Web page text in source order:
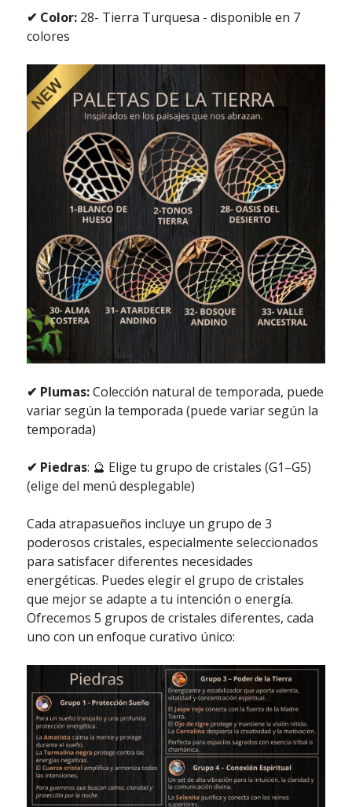
✔ Color:28- Tierra Turquesa - disponible en 7
colores
✔ Plumas:Colección natural de temporada, puede
variar según la temporada (puede variar según la
temporada)
✔ Piedras: 🔮 Elige tu grupo de cristales (G1–G5)
(elige del menú desplegable)
Cada atrapasueños incluye un grupo de 3
poderosos cristales, especialmente seleccionados
para satisfacer diferentes necesidades
energéticas. Puedes elegir el grupo de cristales
que mejor se adapte a tu intención o energía.
Ofrecemos 5 grupos de cristales diferentes, cada
uno con un enfoque curativo único: